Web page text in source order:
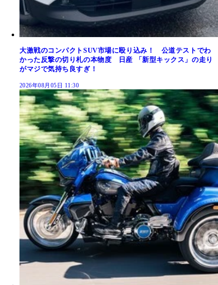
大激戦のコンパクトSUV市場に殴り込み！ 公道テストでわ
かった反撃の切り札の本物度 日産 「新型キックス」の走り
がマジで気持ち良すぎ！
2026年08月05日 11:30